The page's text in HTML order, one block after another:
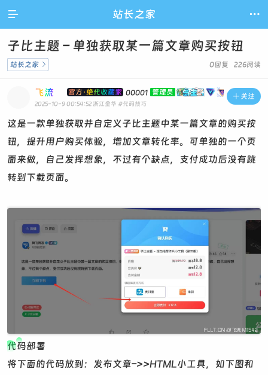
 站长之家 
子比主题 – 单独获取某一篇文章购买按钮
0回复 226阅读
站长之家 
 关注
飞流 官方·绝代收藏家 00001 管理员
2025-10-9 00:54:52 浙江金华 #代码技巧
这是一款单独获取并自定义子比主题中某一篇文章的购买按
钮，提升用户购买体验，增加文章转化率。可单独的一个页
面来做，自己发挥想象，不过有个缺点，支付成功后没有跳
转到下载页面。
代码部署
将下面的代码放到：发布文章–>>HTML小工具，如下图和